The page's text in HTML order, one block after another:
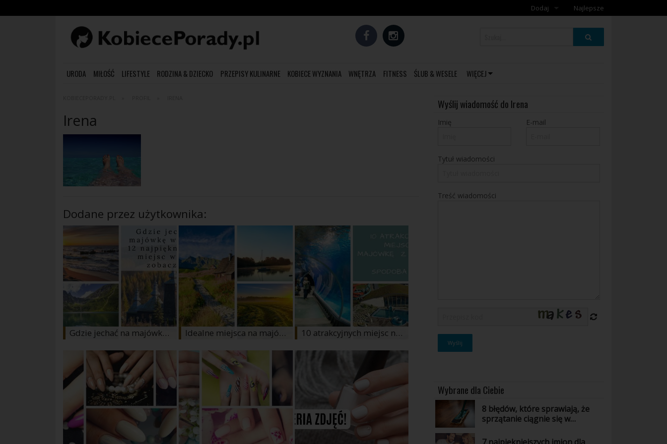
Dodaj
Najlepsze
URODA MIŁOŚĆ LIFESTYLE RODZINA & DZIECKO PRZEPISY KULINARNE KOBIECE WYZNANIA WNĘTRZA FITNESS ŚLUB & WESELE WIĘCEJ
Irena
Dodane przez użytkownika:
Gdzie jechać na majówkę w Polsce? 12 najpiękniejszych miejsc wartych zobaczenia Idealne miejsca na majówkę, gdzie odpoczniesz jak nigdzie indziej 10 atrakcyjnych miejsc na majówkę z dzieckiem. Spodoba mu się!
Wyślij wiadomość do Irena
Imię E-mail
Tytuł wiadomości
Treść wiadomości
Wybrane dla Ciebie
8 błędów, które sprawiają, że
sprzątanie ciągnie się w